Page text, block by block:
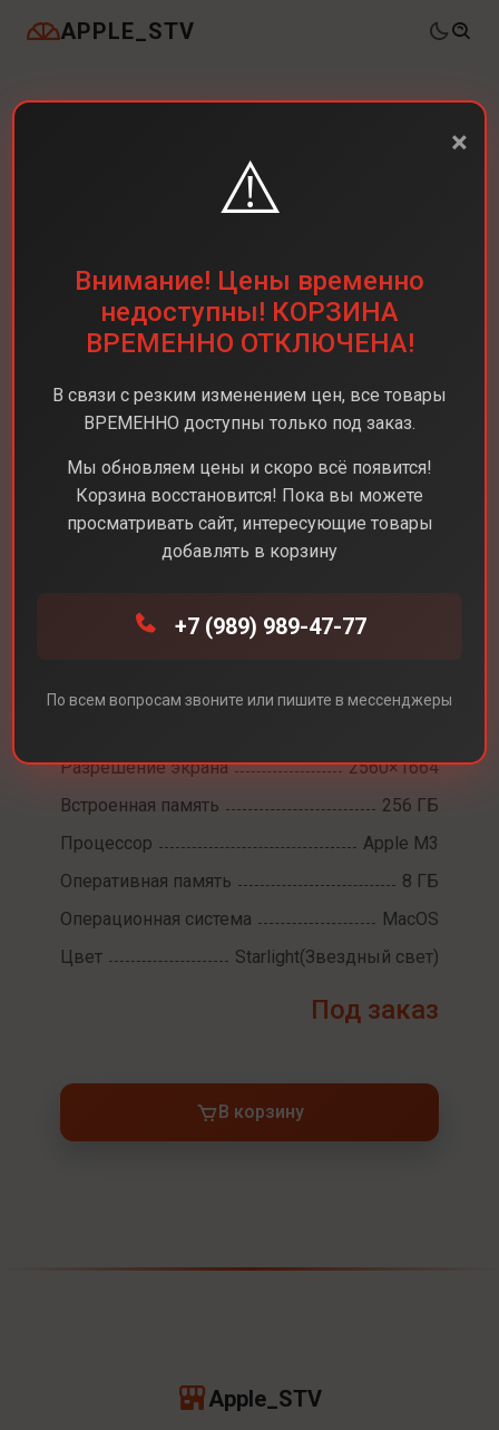
APPLE_STV
Ноутбуки MacBook Air 13 M3
Разрешение экрана
2560×1664
Встроенная память
256 ГБ
Процессор
Apple M3
Оперативная память
8 ГБ
Операционная система
MacOS
Цвет
Starlight(Звездный свет)
Под заказ
В корзину
Apple_STV
×
⚠️
Внимание! Цены временно
недоступны! КОРЗИНА
ВРЕМЕННО ОТКЛЮЧЕНА!
В связи с резким изменением цен, все товары
ВРЕМЕННО доступны только под заказ.
Мы обновляем цены и скоро всё появится!
Корзина восстановится! Пока вы можете
просматривать сайт, интересующие товары
добавлять в корзину
+7 (989) 989-47-77
По всем вопросам звоните или пишите в мессенджеры